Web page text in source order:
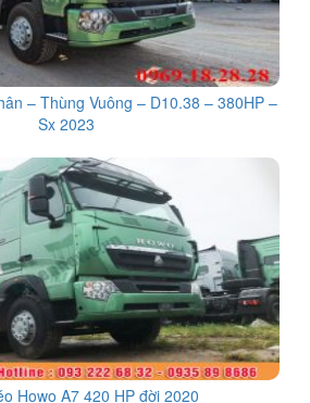
– Thùng Vuông – D10.38 – 380HP –
Sx 2023
Howo A7 420 HP đời 2020